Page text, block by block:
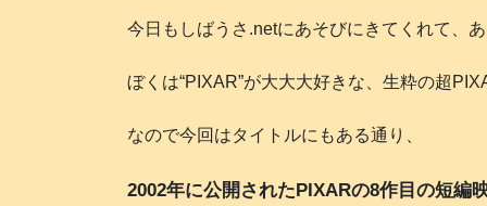
今日もしばうさ.netにあそびにきてくれて、
ぼくは“PIXAR”が大大大好きな、生粋の超
なので今回はタイトルにもある通り、
2002年に公開されたPIXARの8作目の短編